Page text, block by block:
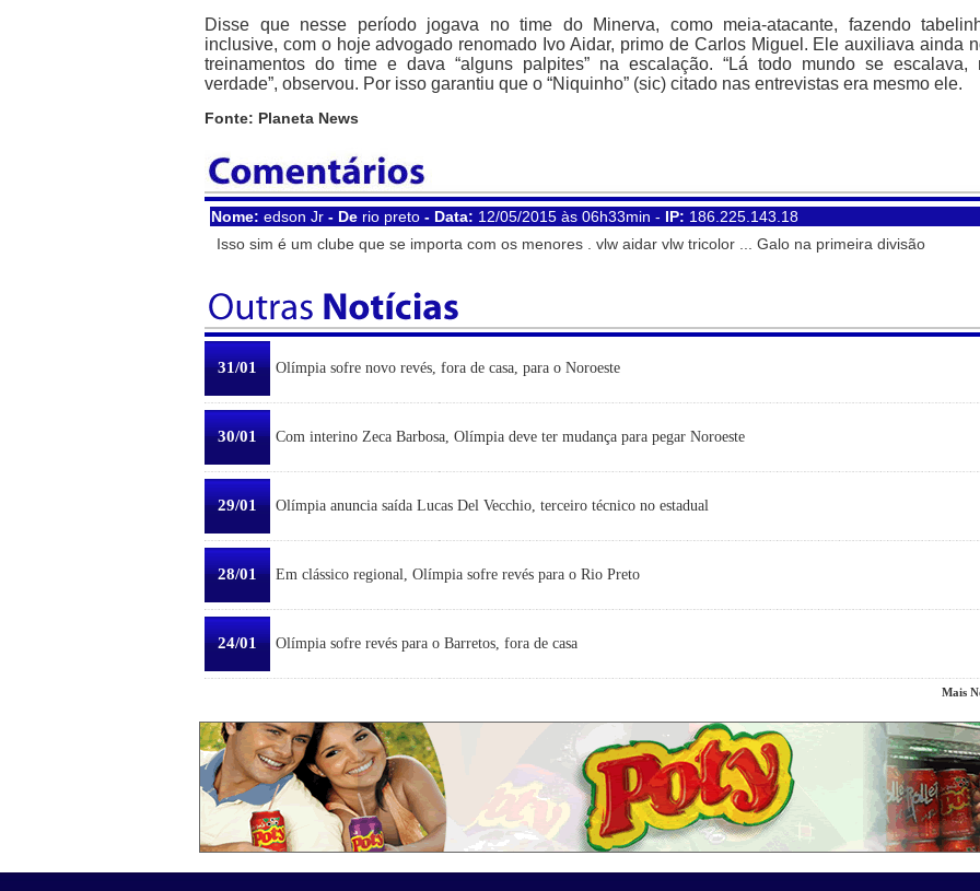
Disse que nesse período jogava no time do Minerva, como meia-atacante, fazendo
inclusive, com o hoje advogado renomado Ivo Aidar, primo de Carlos Miguel. Ele auxiliava ainda
treinamentos do time e dava “alguns palpites” na escalação. “Lá todo mundo se escalava,
verdade”, observou. Por isso garantiu que o “Niquinho” (sic) citado nas entrevistas era mesmo ele.
Fonte: Planeta News
Nome: edson Jr - De rio preto - Data: 12/05/2015 às 06h33min - IP: 186.225.143.18
Isso sim é um clube que se importa com os menores . vlw aidar vlw tricolor ... Galo na primeira divisão
31/01 Olímpia sofre novo revés, fora de casa, para o Noroeste
30/01 Com interino Zeca Barbosa, Olímpia deve ter mudança para pegar Noroeste
29/01 Olímpia anuncia saída Lucas Del Vecchio, terceiro técnico no estadual
28/01 Em clássico regional, Olímpia sofre revés para o Rio Preto
24/01 Olímpia sofre revés para o Barretos, fora de casa
Mais